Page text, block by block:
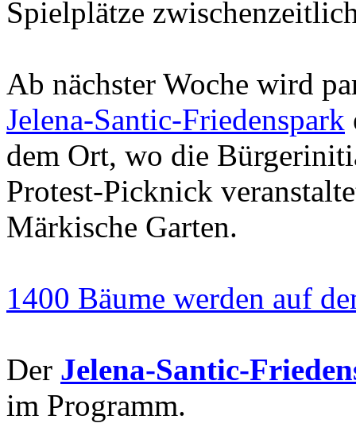
Spielplätze
Ab nächster Woche wird
Jelena-Santic-Friedenspark
dem Ort, wo die
Protest-Picknick
Märkische Garten.
1400 Bäume werden auf
Der Jelena-Santic-
im Programm.